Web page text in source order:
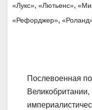
«Лукс», «Лютьенс»,
«Рефорджер»,
Послевоенная